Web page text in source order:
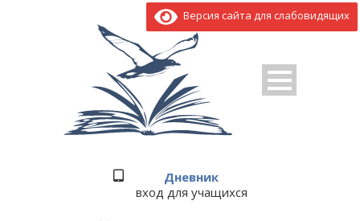
Дневник
вход для учащихся
Версия сайта для слабовидящих